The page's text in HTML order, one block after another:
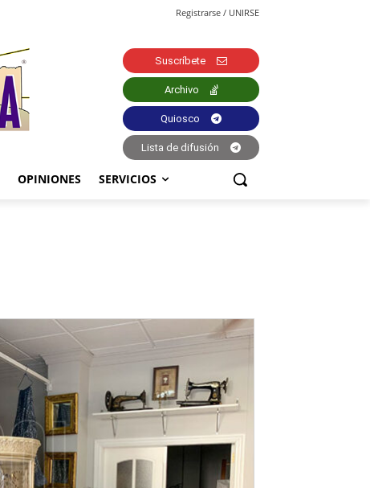
Registrarse / UNIRSE
Suscríbete
Archivo
Quiosco
Lista de difusión
OPINIONES SERVICIOS